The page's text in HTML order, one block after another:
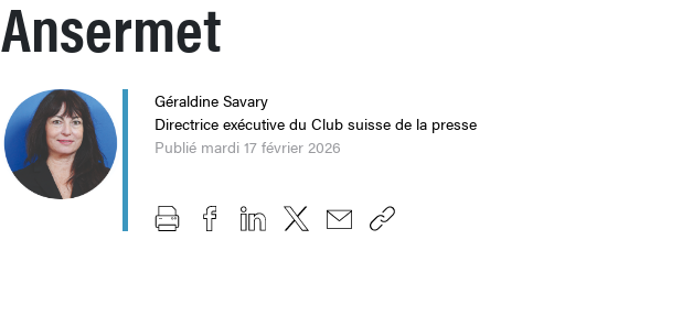
Ansermet
Géraldine Savary
Directrice exécutive du Club suisse de la presse
Publié mardi 17 février 2026